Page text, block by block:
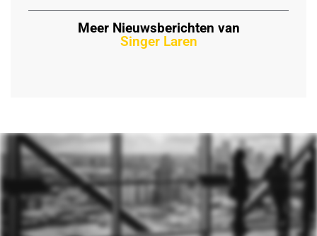
Meer Nieuwsberichten van
Singer Laren